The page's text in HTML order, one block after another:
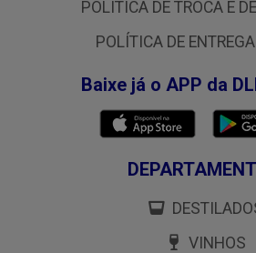
POLÍTICA DE TROCA E
POLÍTICA DE ENTREGA
Baixe já o APP da
VINHOS